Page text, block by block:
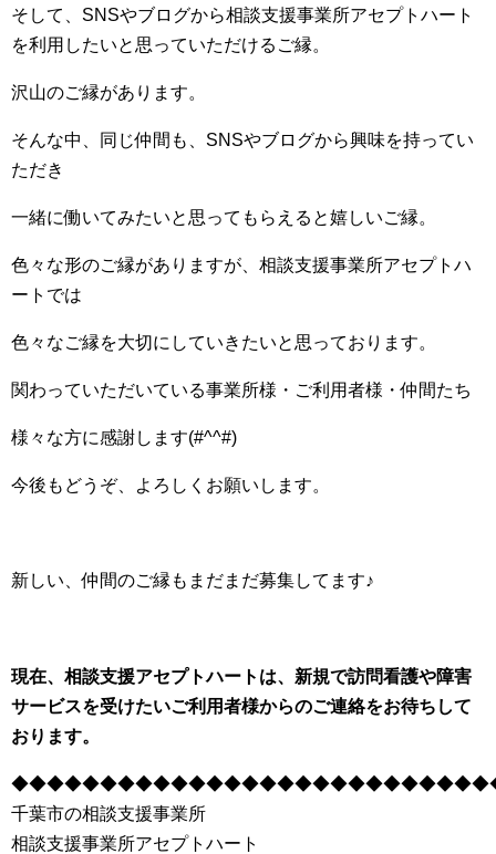
そして、SNSやブログから相談支援事業所アセプトハート
を利用したいと思っていただけるご縁。
沢山のご縁があります。
そんな中、同じ仲間も、SNSやブログから興味を持ってい
ただき
一緒に働いてみたいと思ってもらえると嬉しいご縁。
色々な形のご縁がありますが、相談支援事業所アセプトハ
ートでは
色々なご縁を大切にしていきたいと思っております。
関わっていただいている事業所様・ご利用者様・仲間たち
様々な方に感謝します(#^^#)
今後もどうぞ、よろしくお願いします。
新しい、仲間のご縁もまだまだ募集してます♪
現在、相談支援アセプトハートは、新規で訪問看護や障害
サービスを受けたいご利用者様からのご連絡をお待ちして
おります。
千葉市の相談支援事業所
相談支援事業所アセプトハート